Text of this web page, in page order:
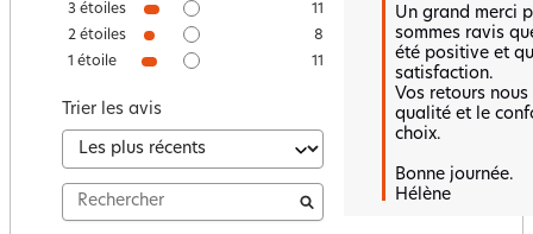
3 étoiles
11
2 étoiles
8
1 étoile 11
Trier les avis
Un grand merci
sommes ravis
été positive et
satisfaction.
Vos retours
qualité et le
choix.
Bonne journée.
Hélène